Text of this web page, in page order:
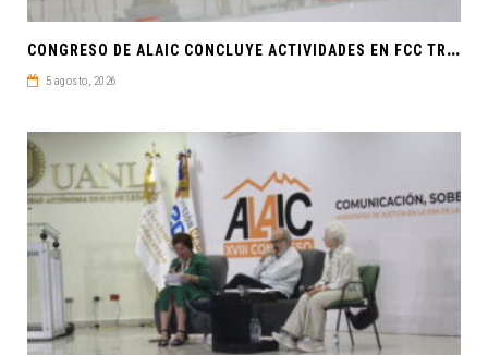
C
ONGRESO DE ALAIC CONCLUYE ACTIVIDADES EN FCC TRAS UNA SEMANA LLENA DE CONOCIMIENTO Y REFLEXIÓN
5 agosto, 2026